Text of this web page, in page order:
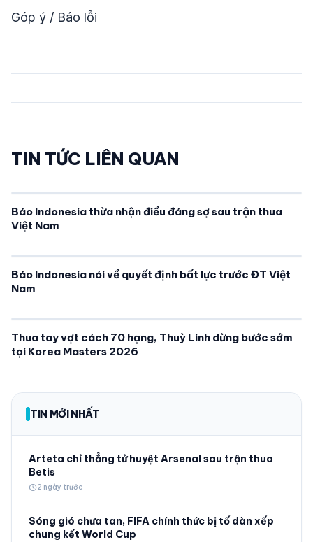
Góp ý / Báo lỗi
TIN TỨC LIÊN QUAN
Báo Indonesia thừa nhận điều đáng sợ sau trận thua
Việt Nam
Báo Indonesia nói về quyết định bất lực trước ĐT Việt
Nam
Thua tay vợt cách 70 hạng, Thuỳ Linh dừng bước sớm
tại Korea Masters 2026
TIN MỚI NHẤT
Arteta chỉ thẳng tử huyệt Arsenal sau trận thua
Betis
schedule2 ngày trước
Sóng gió chưa tan, FIFA chính thức bị tố dàn xếp
chung kết World Cup